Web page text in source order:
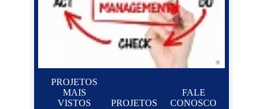
PROJETOS
MAIS
VISTOS
PROJETOS
FALE
CONOSCO